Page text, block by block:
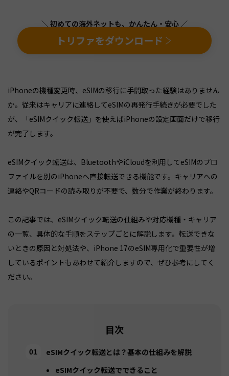
＼ 初めての海外ネットも、かんたん・安心 ／
トリファをダウンロード
iPhoneの機種変更時、eSIMの移行に手間取った経験はありません
か。従来はキャリアに連絡してeSIMの再発行手続きが必要でした
が、「eSIMクイック転送」を使えばiPhoneの設定画面だけで移行
が完了します。
eSIMクイック転送は、BluetoothやiCloudを利用してeSIMのプロ
ファイルを別のiPhoneへ直接転送できる機能です。キャリアへの
連絡やQRコードの読み取りが不要で、数分で作業が終わります。
この記事では、eSIMクイック転送の仕組みや対応機種・キャリア
の一覧、具体的な手順をステップごとに解説します。転送できな
いときの原因と対処法や、iPhone 17のeSIM専用化で重要性が増
しているポイントもあわせて紹介しますので、ぜひ参考にしてく
ださい。
目次
eSIMクイック転送とは？基本の仕組みを解説
eSIMクイック転送でできること